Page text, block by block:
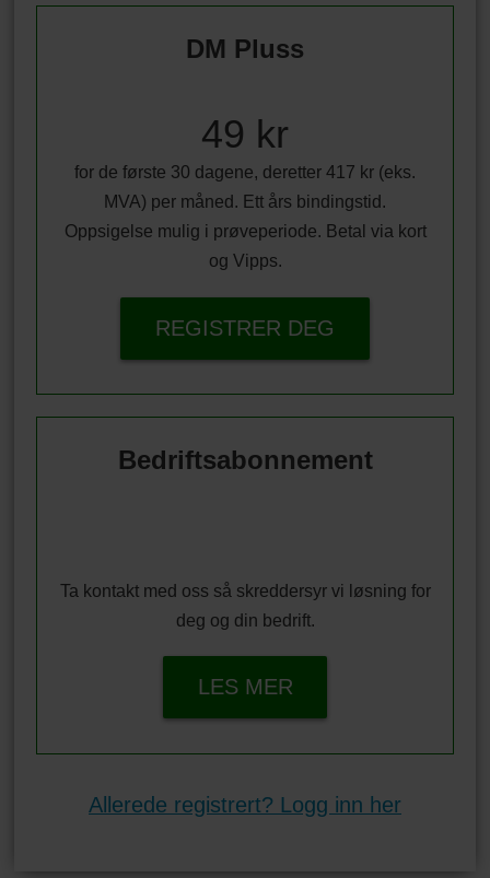
DM Pluss
49 kr
for de første 30 dagene, deretter 417 kr (eks.
MVA) per måned. Ett års bindingstid.
Oppsigelse mulig i prøveperiode. Betal via kort
og Vipps.
REGISTRER DEG
Bedriftsabonnement
Ta kontakt med oss så skreddersyr vi løsning for
deg og din bedrift.
LES MER
Allerede registrert? Logg inn her